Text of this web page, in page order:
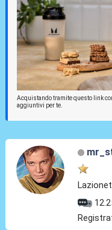
Acquistando tramite questo link
aggiuntivi per te.